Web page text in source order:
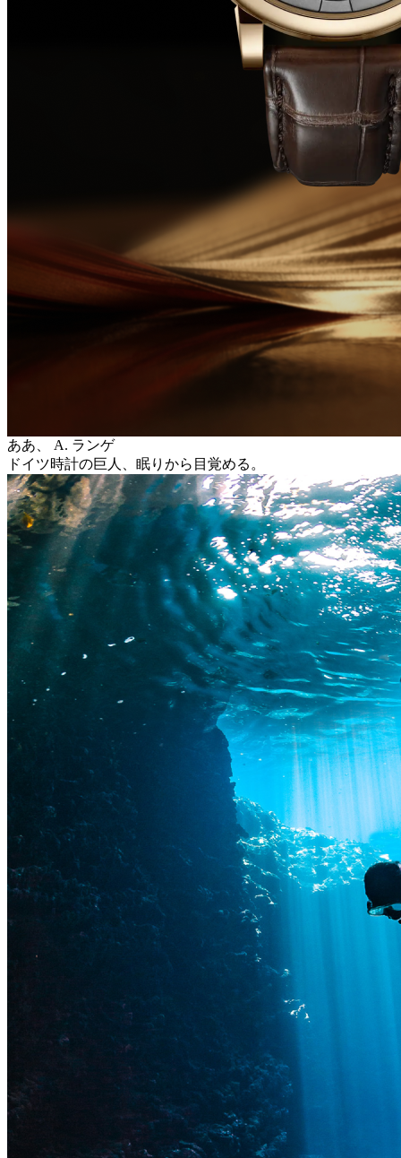
ああ、 A. ランゲ
ドイツ時計の巨人、眠りから目覚める。